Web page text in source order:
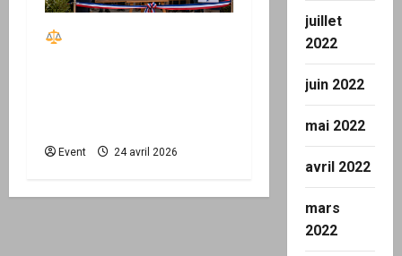
Event 24 avril 2026
juillet
2022
juin 2022
mai 2022
avril 2022
mars
2022